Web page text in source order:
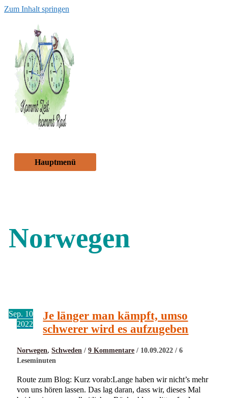
Zum Inhalt springen
Hauptmenü
Norwegen
Sep. 10
2022
Je länger man kämpft, umso
schwerer wird es aufzugeben
Norwegen,Schweden /9 Kommentare / 10.09.2022/6
Leseminuten
Route zum Blog: Kurz vorab:Lange haben wir nicht’s mehr
von uns hören lassen. Das lag daran, dass wir, dieses Mal